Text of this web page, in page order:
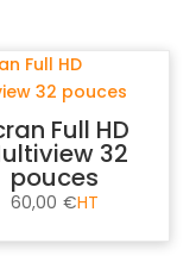
Full HD
32
pouces
60,00 €